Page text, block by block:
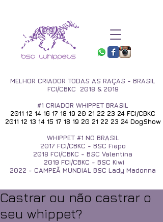
MELHOR CRIADOR TODAS AS RAÇAS - BRASIL
FCI/CBKC 2018 & 2019
#1 CRIADOR WHIPPET BRASIL
2011 12 14 16 17 18 19 20 21 22 23 24 FCI/CBKC
2011 12 13 14 15 17 18 19 20 21 22 23 24DogShow
WHIPPET #1 NO BRASIL
2017 FCI/CBKC - BSC Fiapo
2018 FCI/CBKC - BSC Valentina
2019 FCI/CBKC - BSC Kiwi
2022 - CAMPEÃ MUNDIAL BSC Lady Madonna
Castrar ou não castrar o
seu whippet?